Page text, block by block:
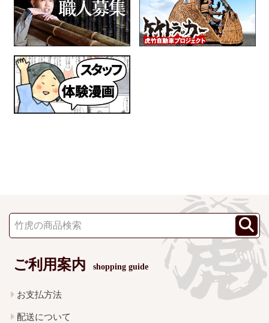
ご利用案内 shopping guide
お支払方法
配送について